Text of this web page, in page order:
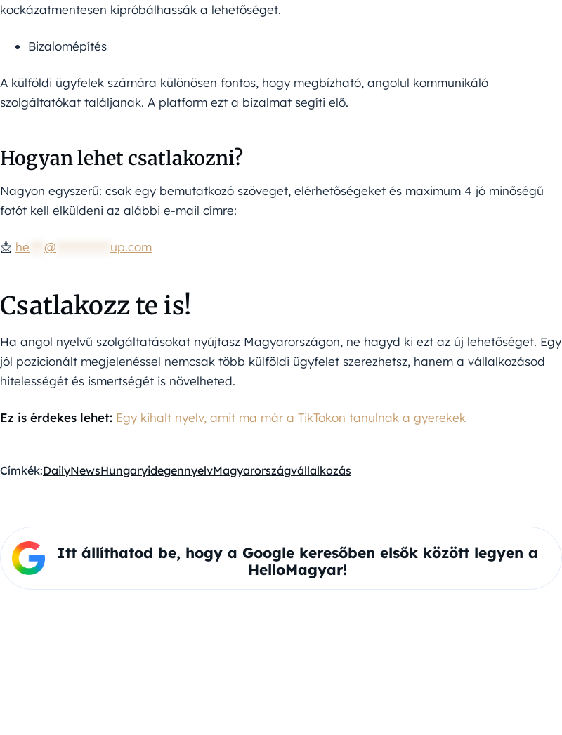
kockázatmentesen kipróbálhassák a lehetőséget.
Bizalomépítés
A külföldi ügyfelek számára különösen fontos, hogy megbízható, angolul kommunikáló
szolgáltatókat találjanak. A platform ezt a bizalmat segíti elő.
Hogyan lehet csatlakozni?
Nagyon egyszerű: csak egy bemutatkozó szöveget, elérhetőségeket és maximum 4 jó minőségű
fotót kell elküldeni az alábbi e-mail címre:
📩 he @ up.com
Csatlakozz te is!
Ha angol nyelvű szolgáltatásokat nyújtasz Magyarországon, ne hagyd ki ezt az új lehetőséget. Egy
jól pozicionált megjelenéssel nemcsak több külföldi ügyfelet szerezhetsz, hanem a vállalkozásod
hitelességét és ismertségét is növelheted.
Ez is érdekes lehet: Egy kihalt nyelv, amit ma már a TikTokon tanulnak a gyerekek
Címkék:DailyNewsHungaryidegennyelvMagyarországvállalkozás
Itt állíthatod be, hogy a Google keresőben elsők között legyen a
HelloMagyar!